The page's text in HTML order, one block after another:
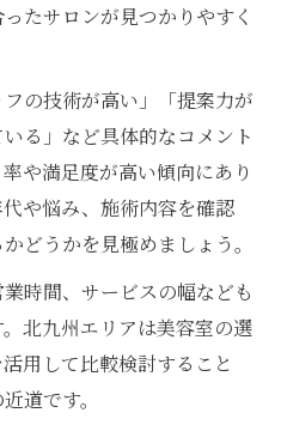
たサロンが見つかりやすく
の技術が高い」「提案力が
る」など具体的なコメント
や満足度が高い傾向にあり
や悩み、施術内容を確認
どうかを見極めましょう。
時間、サービスの幅なども
北九州エリアは美容室の選
用して比較検討すること
道です。